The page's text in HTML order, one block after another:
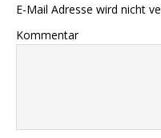
E-Mail Adresse wird nicht
Kommentar